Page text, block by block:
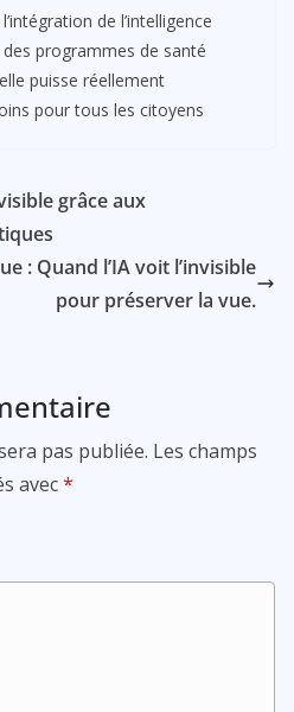
de l’intelligence
programmes de santé
puisse réellement
pour tous les citoyens
grâce aux
: Quand l’IA voit l’invisible
pour préserver la vue.
pas publiée. Les champs
avec*